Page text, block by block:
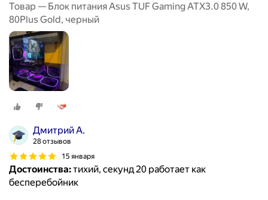
Товар — Блок питания Asus TUF Gaming ATX3.0 850 W,
80Plus Gold, черный
Дмитрий А.
28 отзывов
15 января
Достоинства:тихий, секунд 20 работает как
бесперебойник